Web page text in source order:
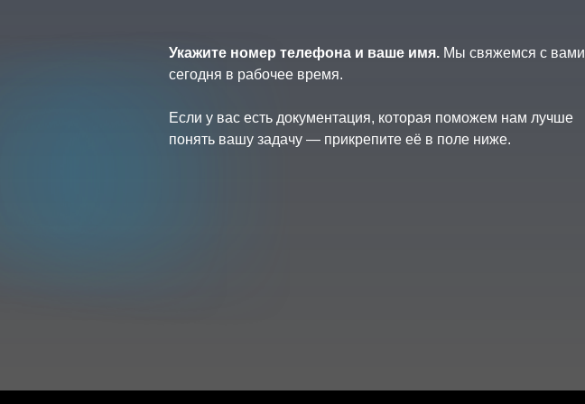
Укажите номер телефона и ваше имя. Мы свяжемся с вами
сегодня в рабочее время.
Если у вас есть документация, которая поможем нам лучше
понять вашу задачу — прикрепите её в поле ниже.